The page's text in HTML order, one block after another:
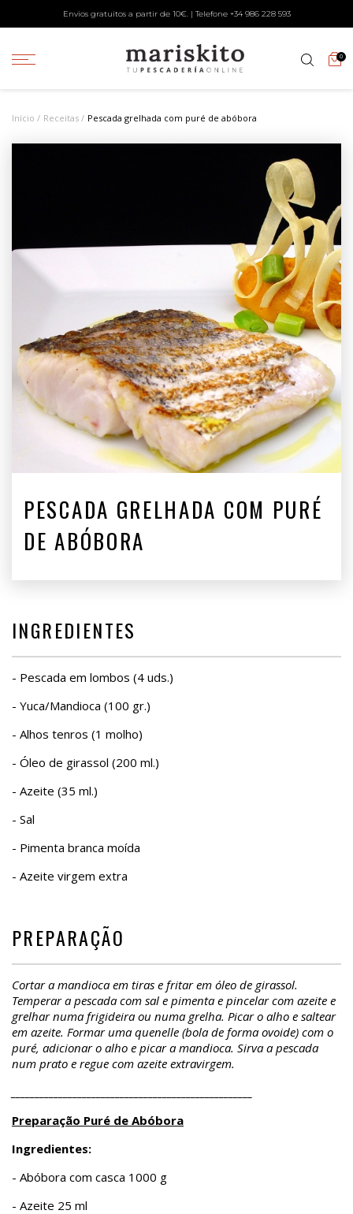
Envios gratuitos a partir de 10€. | Telefone +34 986 228 593
0
Início Receitas Pescada grelhada com puré de abóbora
PESCADA GRELHADA COM PURÉ
DE ABÓBORA
INGREDIENTES
- Pescada em lombos (4 uds.)
- Yuca/Mandioca (100 gr.)
- Alhos tenros (1 molho)
- Óleo de girassol (200 ml.)
- Azeite (35 ml.)
- Sal
- Pimenta branca moída
- Azeite virgem extra
PREPARAÇÃO
Cortar a mandioca em tiras e fritar em óleo de girassol.
Temperar a pescada com sal e pimenta e pincelar com azeite e
grelhar numa frigideira ou numa grelha. Picar o alho e saltear
em azeite. Formar uma quenelle (bola de forma ovoide) com o
puré, adicionar o alho e picar a mandioca. Sirva a pescada
num prato e regue com azeite extravirgem.
Preparação Puré de Abóbora
Ingredientes:
- Abóbora com casca 1000 g
- Azeite 25 ml